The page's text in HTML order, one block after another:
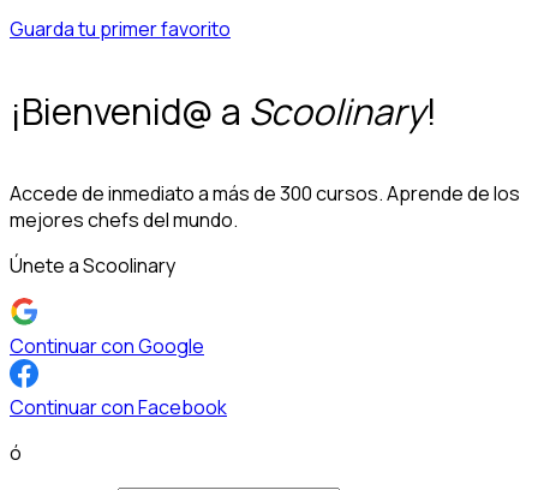
Guarda tu primer favorito
¡Bienvenid@ a Scoolinary!
Accede de inmediato a más de 300 cursos. Aprende de los
mejores chefs del mundo.
Únete a Scoolinary
Continuar con Google
Continuar con Facebook
ó